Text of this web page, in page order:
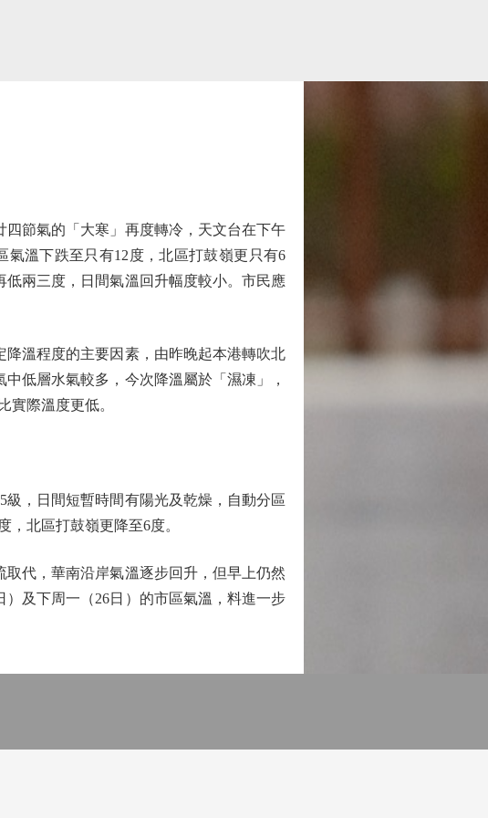
節氣的「大寒」再度轉冷，天文台在下午
氣溫下跌至只有12度，北區打鼓嶺更只有6
兩三度，日間氣溫回升幅度較小。市民應
溫程度的主要因素，由昨晚起本港轉吹北
低層水氣較多，今次降溫屬於「濕凍」，
實際溫度更低。
，日間短暫時間有陽光及乾燥，自動分區
北區打鼓嶺更降至6度。
代，華南沿岸氣溫逐步回升，但早上仍然
及下周一（26日）的市區氣溫，料進一步